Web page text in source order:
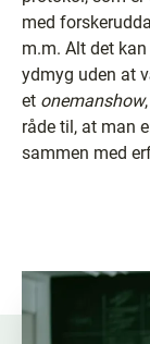
med
m.m. Alt det
ydmyg uden at
et onemanshow
råde til, at man
sammen med